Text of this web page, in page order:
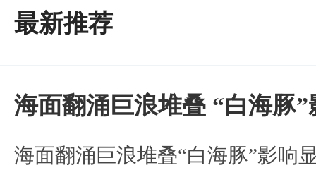
最新推荐
海面翻涌巨浪堆叠 “白海豚”
海面翻涌巨浪堆叠“白海豚”影响